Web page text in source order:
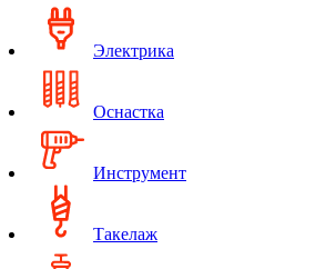
Электрика
Оснастка
Инструмент
Такелаж